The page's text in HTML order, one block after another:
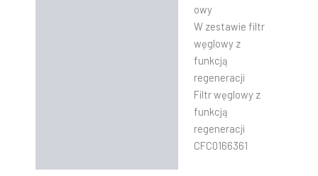
owy
W zestawie filtr
węglowy z
funkcją
regeneracji
Filtr węglowy z
funkcją
regeneracji
CFC0166361